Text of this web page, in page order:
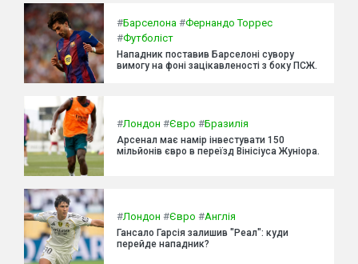
#Барселона #Фернандо Торрес
#Футболіст
Нападник поставив Барселоні сувору
вимогу на фоні зацікавленості з боку ПСЖ.
#Лондон #Євро #Бразилія
Арсенал має намір інвестувати 150
мільйонів євро в переїзд Вінісіуса Жуніора.
#Лондон #Євро #Англія
Гансало Гарсія залишив "Реал": куди
перейде нападник?